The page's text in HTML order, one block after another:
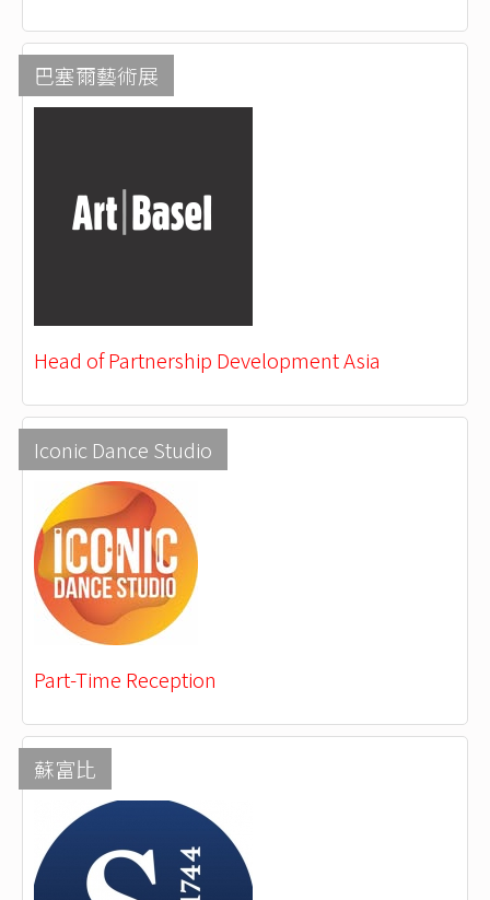
巴塞爾藝術展
Head of Partnership Development Asia
Iconic Dance Studio
Part-Time Reception
蘇富比